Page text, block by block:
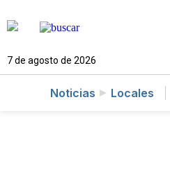
7 de agosto de 2026
Noticias Locales